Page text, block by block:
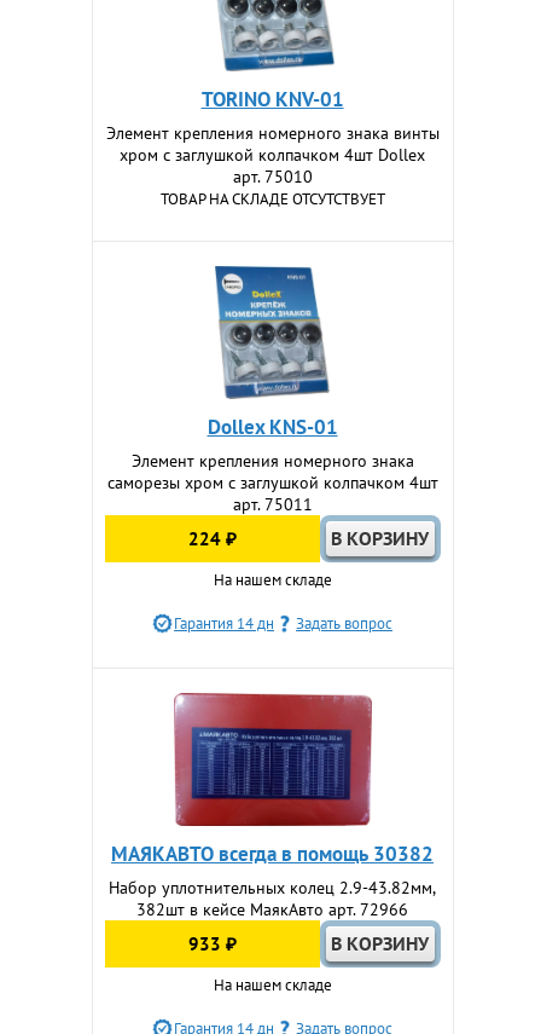
TORINO KNV-01
Элемент крепления номерного знака винты
хром с заглушкой колпачком 4шт Dollex
арт. 75010
ТОВАР НА СКЛАДЕ ОТСУТСТВУЕТ
Dollex KNS-01
Элемент крепления номерного знака
саморезы хром с заглушкой колпачком 4шт
арт. 75011
224 ₽
На нашем складе
Гарантия 14 дн Задать вопрос
МАЯКАВТО всегда в помощь 30382
Набор уплотнительных колец 2.9-43.82мм,
382шт в кейсе МаякАвто арт. 72966
933 ₽
На нашем складе
Гарантия 14 дн Задать вопрос